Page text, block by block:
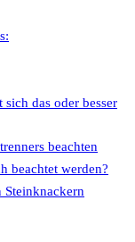
das oder besser
beachten
beachtet werden?
Steinknackern